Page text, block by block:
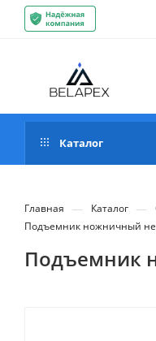
Каталог
Главная — Каталог —
Подъемник ножничный
Подъемник